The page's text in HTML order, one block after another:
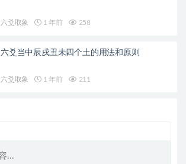
六爻取象 1 年前 258
六爻当中辰戌丑未四个土的用法和原则
六爻取象 1 年前 211